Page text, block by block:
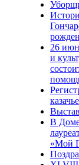
26
и
В Доме
«Мой